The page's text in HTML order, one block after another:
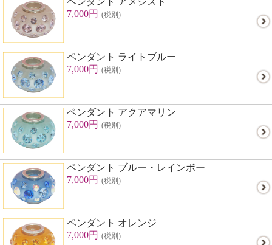
7,000円 (税別)
ペンダント ライトブルー
7,000円 (税別)
ペンダント アクアマリン
7,000円 (税別)
ペンダント ブルー・レインボー
7,000円 (税別)
ペンダント オレンジ
7,000円 (税別)